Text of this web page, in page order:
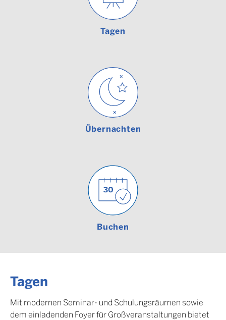
Tagen
Übernachten
Buchen
Tagen
Mit modernen Seminar- und Schulungsräumen sowie
dem einladenden Foyer für Großveranstaltungen bietet